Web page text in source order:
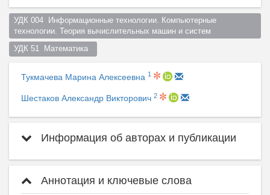
УДК 004  Информационные технологии. Компьютерные
технологии. Теория вычислительных машин и систем
УДК 51  Математика
Тукмачева Марина Алексеевна 1
Шестаков Александр Викторович 2
Информация об авторах и публикации
Аннотация и ключевые слова